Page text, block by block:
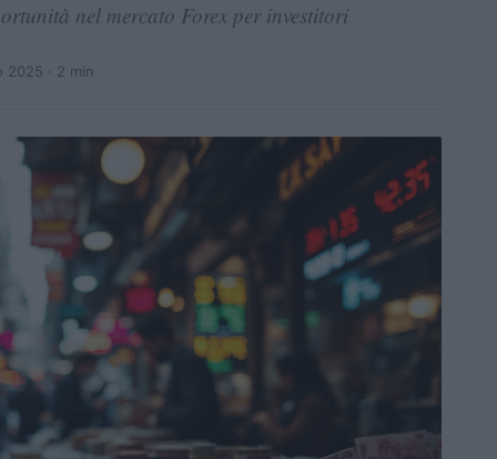
nel mercato Forex per investitori
2025 · 2 min